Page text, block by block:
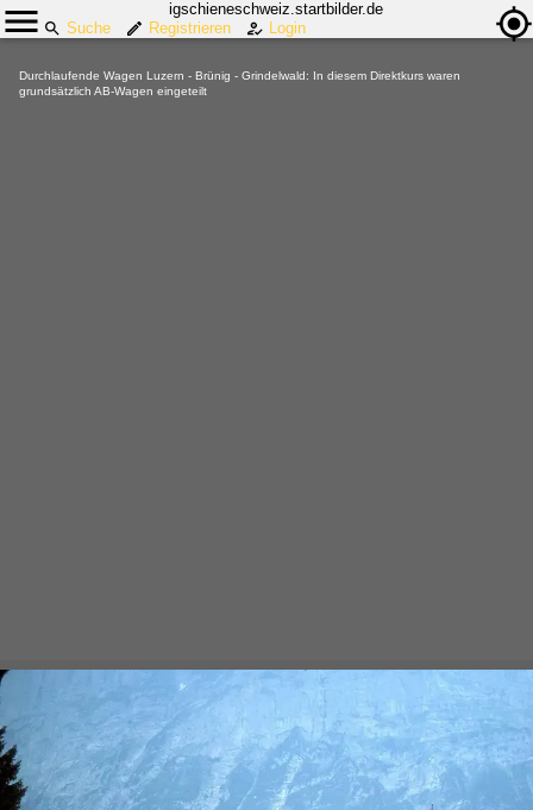
igschieneschweiz.startbilder.de
Suche
Registrieren Login
Durchlaufende Wagen Luzern - Brünig - Grindelwald: In diesem Direktkurs waren
grundsätzlich AB-Wagen eingeteilt